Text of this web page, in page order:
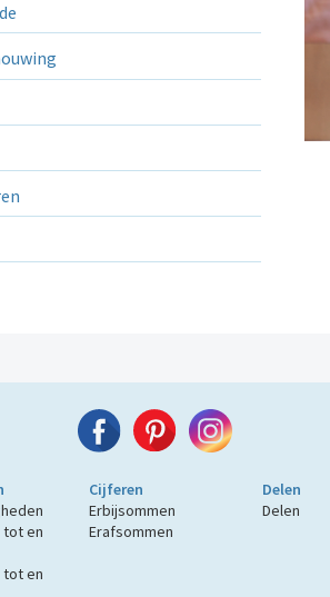
tot en
tot en
Cijferen
Erbijsommen
Erafsommen
Delen
Delen